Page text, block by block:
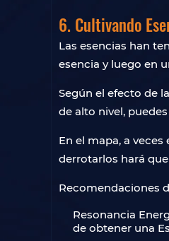
6. Cultivando
Las esencias han
esencia y luego en
Según el efecto de
de alto nivel,
En el mapa, a
derrotarlos hará
Recomendaciones
Resonancia
de obtener una